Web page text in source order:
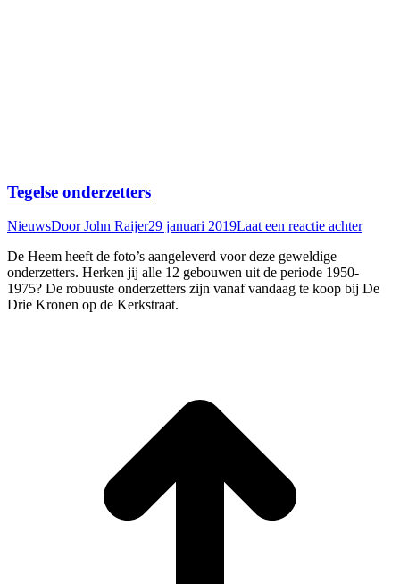
Tegelse onderzetters
NieuwsDoorJohn Raijer29 januari 2019Laat een reactie achter
De Heem heeft de foto’s aangeleverd voor deze geweldige
onderzetters. Herken jij alle 12 gebouwen uit de periode 1950-
1975? De robuuste onderzetters zijn vanaf vandaag te koop bij De
Drie Kronen op de Kerkstraat.